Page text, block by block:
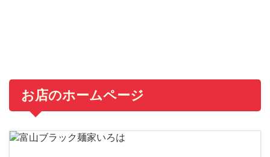
お店のホームページ